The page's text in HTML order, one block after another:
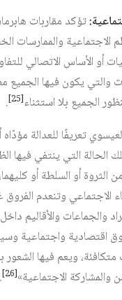
:تؤكد مقاربات
الاجتماعية والممارسات
أو الأساس الاتصالي
والتي يكون فيها الجميع
الجميع بلا استثناء[25]
.
تعريفًا للعدالة
الحالة التي ينتفي فيها
الثروة أو السلطة أو
الاجتماعي وتنعدم الفروق
والجماعات والأقاليم
اقتصادية واجتماعية
ويعم فيها الشعور
والمشاركة الاجتماعية»[26]
.